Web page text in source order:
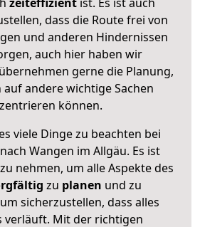
dass die Route frei von
und anderen Hindernissen
auch hier haben wir
gerne die Planung,
auf andere wichtige Sachen
können.
viele Dinge zu beachten bei
Wangen im Allgäu. Es ist
nehmen, um alle Aspekte des
zu planen und zu
sicherzustellen, dass alles
verläuft. Mit der richtigen